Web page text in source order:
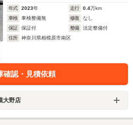
年式 2023年 走行 0.4万km
車検
車検整備無 修復
なし
保証
保証付 整備
法定整備付
住所
神奈川県相模原市南区
確認・見積依頼
大野店